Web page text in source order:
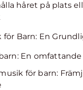
håret på plats
för Barn: En
En
för barn: